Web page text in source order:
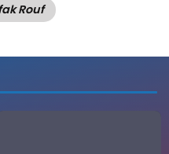
Rouf